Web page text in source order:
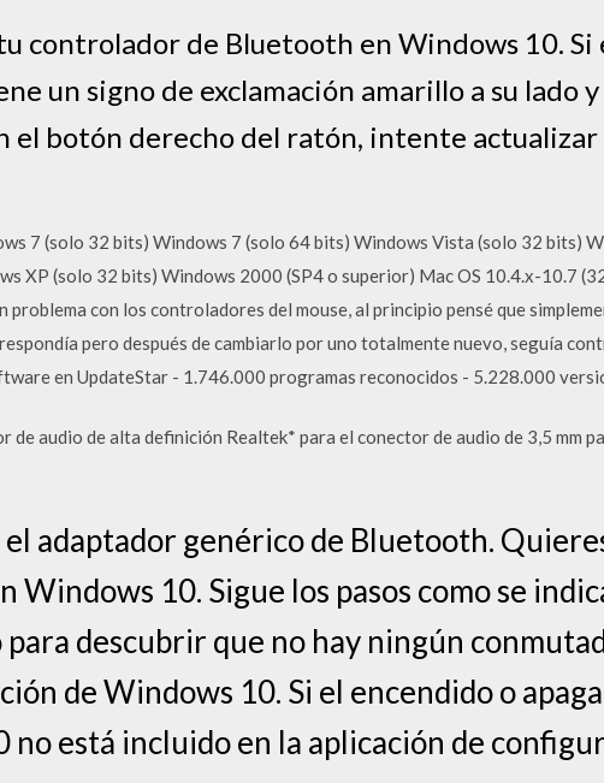
controlador de Bluetooth en Windows 10.
un signo de exclamación amarillo a su lado
el botón derecho del ratón, intente
7 (solo 32 bits) Windows 7 (solo 64 bits) Windows Vista (solo 32 bits)
XP (solo 32 bits) Windows 2000 (SP4 o superior) Mac OS 10.4.x-10.7
problema con los controladores del mouse, al principio pensé que
pero después de cambiarlo por uno totalmente nuevo, seguía
en UpdateStar - 1.746.000 programas reconocidos - 5.228.000
de audio de alta definición Realtek* para el conector de audio de 3,5 mm
adaptador genérico de Bluetooth.
Windows 10. Sigue los pasos como se
para descubrir que no hay ningún
de Windows 10. Si el encendido o
no está incluido en la aplicación de